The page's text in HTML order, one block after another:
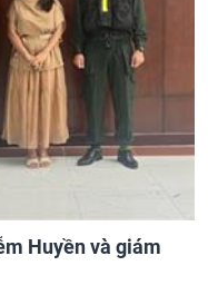
Huyền và giám